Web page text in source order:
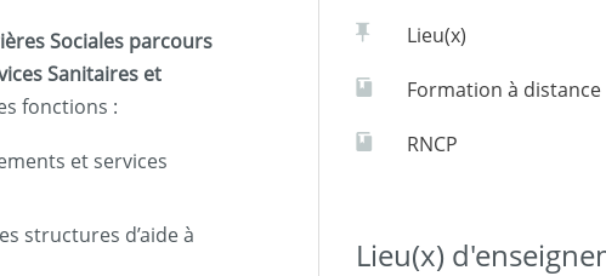
Sociales parcours
Sanitaires et
fonctions :
et services
structures d’aide à
Lieu(x)
Formation à distance
RNCP
Lieu(x)